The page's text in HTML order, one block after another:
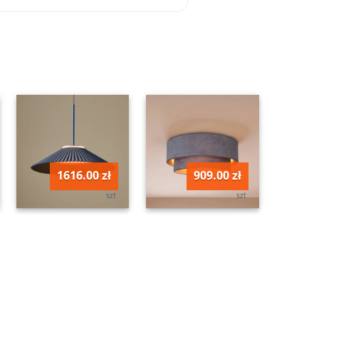
1616.00 zł
szt
909.00 zł
szt